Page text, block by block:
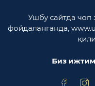
Қонунчилик
Ўзбекистон
Trade
Ушбу сайтда чоп
фойдаланганда,
Биз